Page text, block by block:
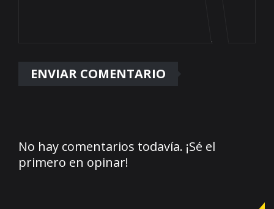
No hay comentarios todavía. ¡Sé el
primero en opinar!